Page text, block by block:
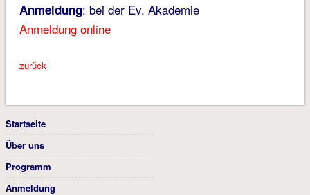
Anmeldung: bei der Ev. Akademie
Anmeldung online
zurück
Startseite
Über uns
Programm
Anmeldung